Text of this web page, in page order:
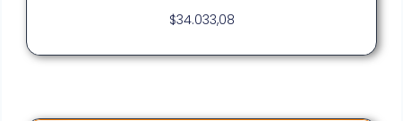
$34.033,08